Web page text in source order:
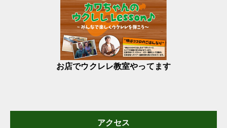
お店でウクレレ教室やってます
アクセス